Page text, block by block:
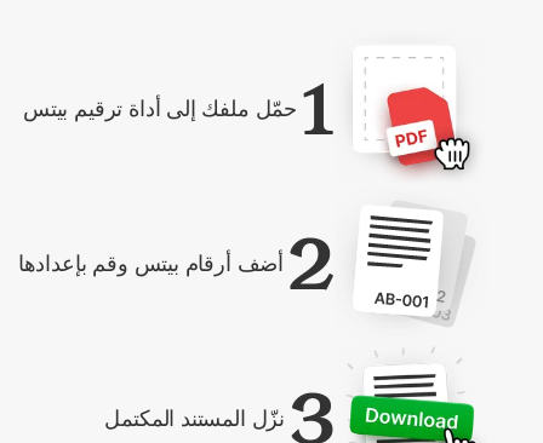
1 حمّل ملفك إلى أداة ترقيم بيتس
2 أضف أرقام بيتس وقم بإعدادها
3 نزّل المستند المكتمل